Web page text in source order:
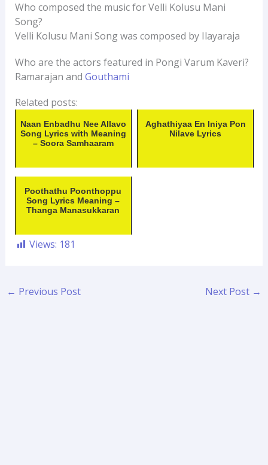
Who composed the music for Velli Kolusu Mani
Song?
Velli Kolusu Mani Song was composed by Ilayaraja
Who are the actors featured in Pongi Varum Kaveri?
Ramarajan and Gouthami
Related posts:
Naan Enbadhu Nee Allavo
Song Lyrics with Meaning
– Soora Samhaaram
Aghathiyaa En Iniya Pon
Nilave Lyrics
Poothathu Poonthoppu
Song Lyrics Meaning –
Thanga Manasukkaran
Views: 181
← Previous Post Next Post →